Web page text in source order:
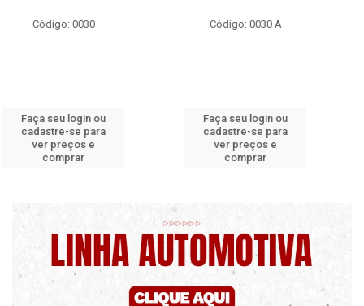
Código: 0030 A
Faça seu login ou
cadastre-se para
ver preços e
comprar
Código: 4990
Faça seu login ou
cadastre-se para
ver preços e
comprar